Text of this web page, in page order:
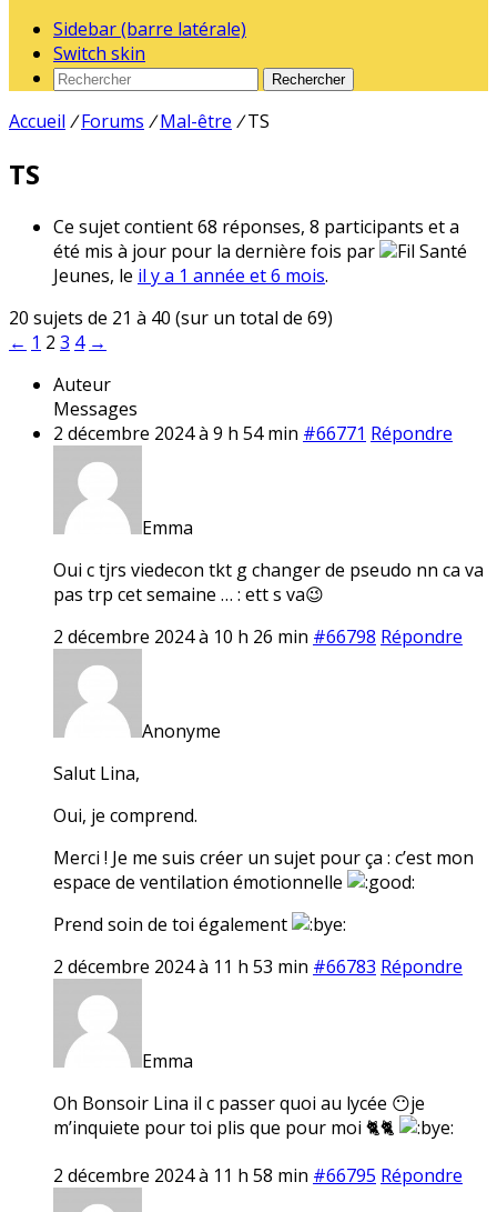
Sidebar (barre latérale)
Switch skin
Rechercher
Accueil / Forums / Mal-être / TS
TS
Ce sujet contient 68 réponses, 8 participants et a
été mis à jour pour la dernière fois par
Fil Santé
Jeunes, le il y a 1 année et 6 mois.
20 sujets de 21 à 40 (sur un total de 69)
← 1 2 3 4 →
Auteur
Messages
2 décembre 2024 à 9 h 54 min #66771 Répondre
Emma
Oui c tjrs viedecon tkt g changer de pseudo nn ca va
pas trp cet semaine … : ett s va😉
2 décembre 2024 à 10 h 26 min #66798 Répondre
Anonyme
Salut Lina,
Oui, je comprend.
Merci ! Je me suis créer un sujet pour ça : c’est mon
espace de ventilation émotionnelle
Prend soin de toi également
2 décembre 2024 à 11 h 53 min #66783 Répondre
Emma
Oh Bonsoir Lina il c passer quoi au lycée 😶je
m’inquiete pour toi plis que pour moi 🐈🐈
2 décembre 2024 à 11 h 58 min #66795 Répondre